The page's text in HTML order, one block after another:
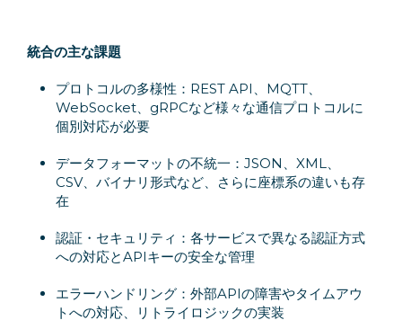
統合の主な課題
プロトコルの多様性：REST API、MQTT、
WebSocket、gRPCなど様々な通信プロトコルに
個別対応が必要
データフォーマットの不統一：JSON、XML、
CSV、バイナリ形式など、さらに座標系の違いも存
在
認証・セキュリティ：各サービスで異なる認証方式
への対応とAPIキーの安全な管理
エラーハンドリング：外部APIの障害やタイムアウ
トへの対応、リトライロジックの実装